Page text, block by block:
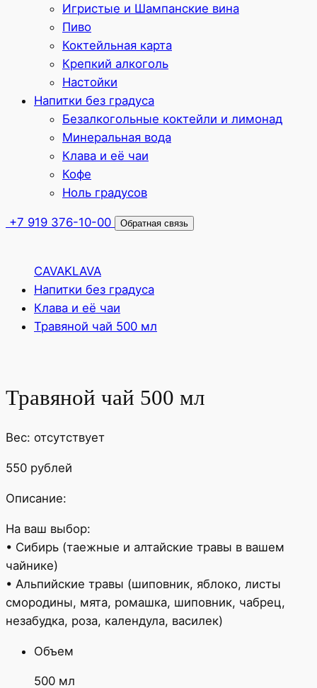
Игристые и Шампанские вина
Пиво
Коктейльная карта
Крепкий алкоголь
Настойки
Напитки без градуса
Безалкогольные коктейли и лимонад
Минеральная вода
Клава и её чаи
Кофе
Ноль градусов
+7 919 376-10-00 Обратная связь
CAVAKLAVA
Напитки без градуса
Клава и её чаи
Травяной чай 500 мл
Травяной чай 500 мл
Вес: отсутствует
550 рублей
Описание:
На ваш выбор:
• Сибирь (таежные и алтайские травы в вашем
чайнике)
• Альпийские травы (шиповник, яблоко, листы
смородины, мята, ромашка, шиповник, чабрец,
незабудка, роза, календула, василек)
Объем
500 мл